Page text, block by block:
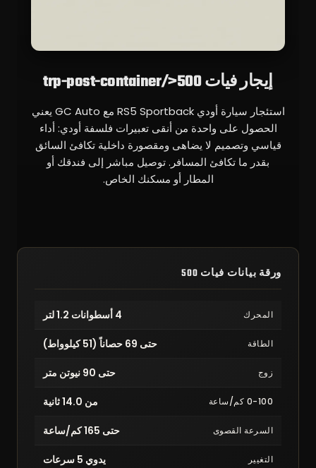
إيجار فيات 500</trp-post-container
استئجار سيارة أودي RS5 Sportback مع GC Auto يعني
الحصول على واحدة من أنقى تعبيرات فلسفة أودي: أداء
قياسي وتصميم لا يضاهى ومقصورة داخلية تكافئ السائق
بقدر ما تكافئ المسافر. توصيل مباشر إلى فندقك أو
المطار أو مسكنك الخاص.
ورقة بيانات فيات 500
المحرك 4 أسطوانات 1.2 لتر
الطاقة حتى 69 حصاناً (51 كيلوواط)
زوج حتى 90 نيوتن متر
0-100 كم/ساعة من 14.0 ثانية
السرعة القصوى حتى 165 كم/ساعة
التغيير يدوي 5 سرعات